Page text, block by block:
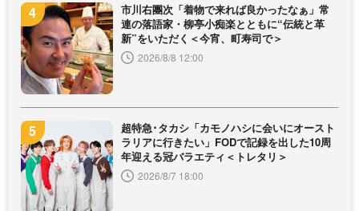
市川右團次「着物で来れば良かったなぁ」常
連の落語家・柳亭小痴楽とともに“伝統と革
新”をいただく＜今宵、町寿司で＞
2026/8/8 12:00
超特急･タカシ「カモノハシに会いにオースト
ラリアに行きたい」FODで記録を出した10周
年迎える冠バラエティ＜トレタリ＞
2026/8/7 18:00